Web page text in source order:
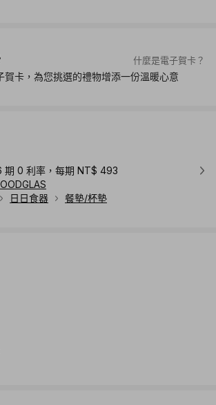
什麼是電子賀卡？
賀卡，為您挑選的禮物增添一份溫暖心意
期 0 利率，每期 NT$ 493
日日食器 餐墊/杯墊